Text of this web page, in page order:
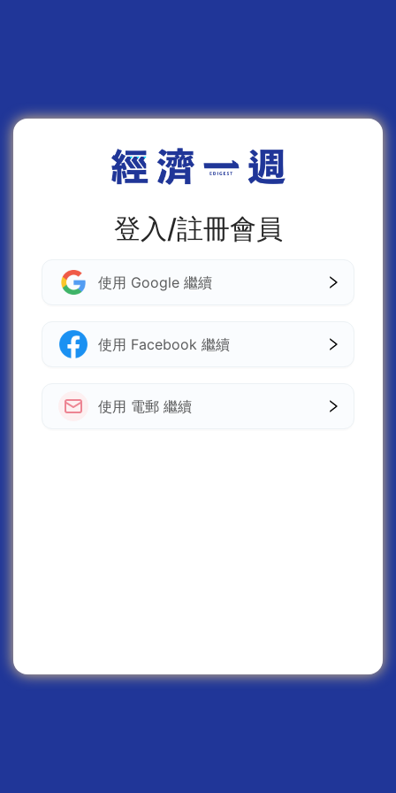
登入/註冊會員
使用 Google 繼續
使用 Facebook 繼續
使用 電郵 繼續